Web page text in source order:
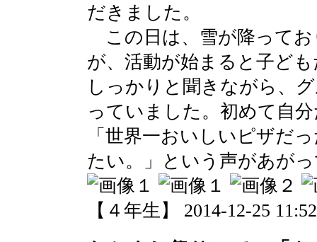
だきました。
この日は、雪が降ってお
が、活動が始まると子ど
しっかりと聞きながら、
っていました。初めて自
「世界一おいしいピザだ
たい。」という声があが
【４年生】 2014-12-25